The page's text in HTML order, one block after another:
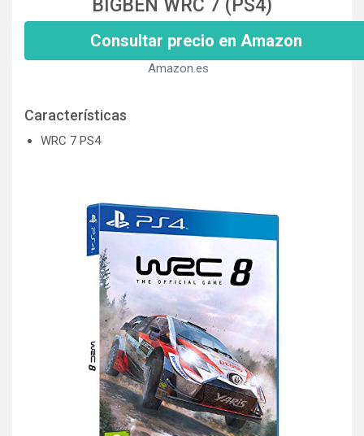
BIGBEN WRC 7 (PS4)
Consultar precio en Amazon
Amazon.es
Características
WRC 7 PS4